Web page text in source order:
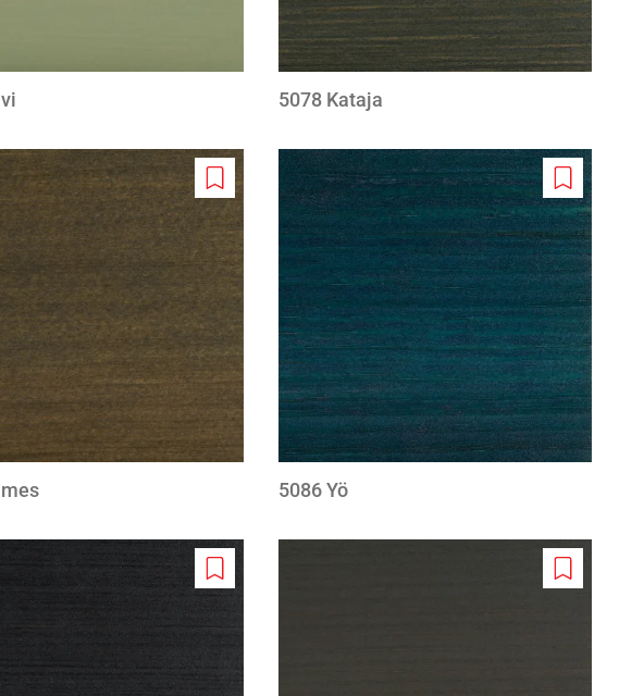
5078 Kataja
Add
to
wishlist
Add
to
wishlist
5086 Yö
Add
wishlist
Add